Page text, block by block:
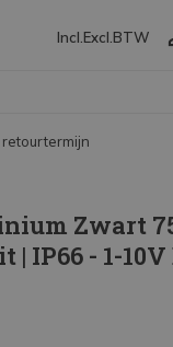
Incl. Excl. BTW
garantie
Zwart
| IP66 - 1-